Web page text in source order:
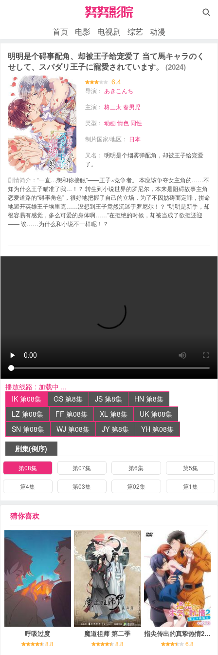

首页 电影 电视剧 综艺 动漫
明明是个碍事配角、却被王子给宠爱了 当て馬キャラのく
せして、スパダリ王子に寵愛されています。 (2024)
6.4
导演： あきこんち
主演：柊三太 春男児
类型：动画 情色 同性
制片国家/地区： 日本
又名：明明是个烟雾弹配角，却被王子给宠爱
了。
剧情简介： “一直…想和你接触”——王子×竞争者。 本应该争夺女主角的……不
知为什么王子瞄准了我…！？ 转生到小说世界的罗尼尔，本来是阻碍故事主角
恋爱道路的“碍事角色”，很好地把握了自己的立场，为了不因妨碍而定罪，拼命
地避开英雄王子埃里克……没想到王子竟然沉迷于罗尼尔！？ “明明是新手，却
很容易有感觉，多么可爱的身体啊……”在拒绝的时候，却被当成了欲拒还迎
—— 诶……为什么和小说不一样呢！？
播放线路 : 加载中 ...
IK 第08集
GS 第8集 JS 第8集
HN 第8集
LZ 第08集
FF 第08集 XL 第8集
UK 第08集
SN 第08集
WJ 第08集 JY 第8集
YH 第08集
剧集(倒序)
第08集 第07集 第6集 第5集
第4集 第03集 第02集 第1集
猜你喜欢
呼吸过度
8.8
魔道祖师 第二季
8.8
指尖传出的真挚热情2-恋人是消防员-
6.8